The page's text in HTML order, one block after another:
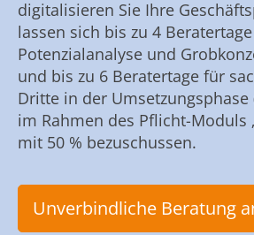
digitalisieren Sie Ihre
lassen sich bis zu 4
Potenzialanalyse und
und bis zu 6 Beratertage für
Dritte in der Umsetzungsphase
im Rahmen des Pflicht-Moduls
mit 50 % bezuschussen.
Unverbindliche Beratung